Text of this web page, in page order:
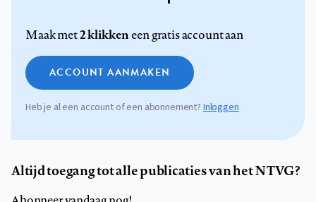
Maak met2 klikkeneen gratis account aan
ACCOUNT AANMAKEN
Heb je al een account of een abonnement? Inloggen
Altijd toegang tot alle publicaties van het NTVG?